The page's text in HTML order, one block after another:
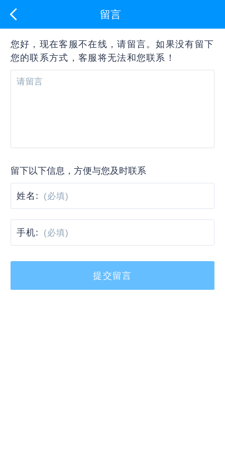
留言
您好，现在客服不在线，请留言。如果没有留下
您的联系方式，客服将无法和您联系！
留下以下信息，方便与您及时联系
姓名:
手机:
提交留言